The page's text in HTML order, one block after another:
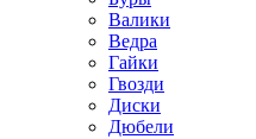
Валики
Ведра
Гайки
Гвозди
Диски
Дюбели